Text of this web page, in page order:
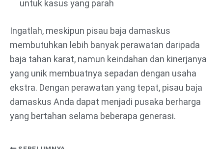
untuk kasus yang parah
Ingatlah, meskipun pisau baja damaskus
membutuhkan lebih banyak perawatan daripada
baja tahan karat, namun keindahan dan kinerjanya
yang unik membuatnya sepadan dengan usaha
ekstra. Dengan perawatan yang tepat, pisau baja
damaskus Anda dapat menjadi pusaka berharga
yang bertahan selama beberapa generasi.